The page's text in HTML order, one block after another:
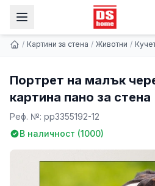
/ Картини за стена / Животни /
Портрет на малък
картина пано за стена
Реф. №: pp3355192-12
В наличност (1000)
9.74 € | 19.05 лв.